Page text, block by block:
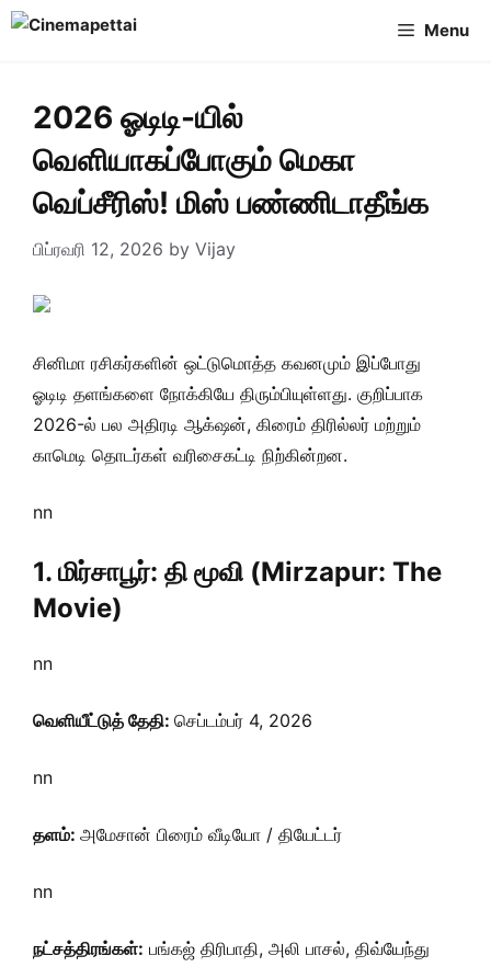
Skip
Menu
2026 ஓடிடி-யில்
வெளியாகப்போகும் மெகா
வெப்சீரிஸ்! மிஸ் பண்ணிடாதீங்க
பிப்ரவரி 12, 2026 by Vijay
சினிமா ரசிகர்களின் ஒட்டுமொத்த கவனமும் இப்போது
ஓடிடி தளங்களை நோக்கியே திரும்பியுள்ளது. குறிப்பாக
2026-ல் பல அதிரடி ஆக்‌ஷன், கிரைம் திரில்லர் மற்றும்
காமெடி தொடர்கள் வரிசைகட்டி நிற்கின்றன.
nn
1. மிர்சாபூர்: தி மூவி (Mirzapur: The
Movie)
nn
வெளியீட்டுத் தேதி: செப்டம்பர் 4, 2026
nn
தளம்: அமேசான் பிரைம் வீடியோ / தியேட்டர்
nn
நட்சத்திரங்கள்: பங்கஜ் திரிபாதி, அலி பாசல், திவ்யேந்து